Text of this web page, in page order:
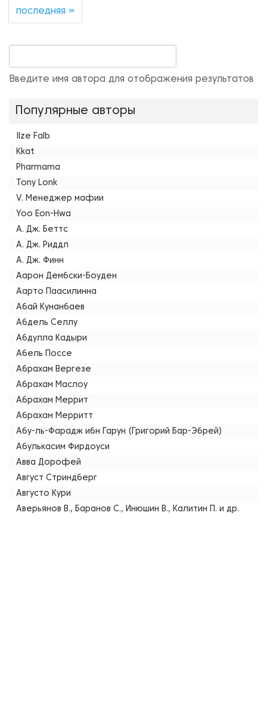
последняя »
Введите имя автора для отображения результатов
Популярные авторы
Ilze Falb
Kkat
Pharmama
Tony Lonk
V. Менеджер мафии
Yoo Eon-Hwa
А. Дж. Беттс
А. Дж. Риддл
А. Дж. Финн
Аарон Дембски-Боуден
Аарто Паасилинна
Абай Кунанбаев
Абдель Селлу
Абдулла Кадыри
Абель Поссе
Абрахам Вергезе
Абрахам Маслоу
Абрахам Меррит
Абрахам Мерритт
Абу-ль-Фарадж ибн Гарун (Григорий Бар-Эбрей)
Абулькасим Фирдоуси
Авва Дорофей
Август Стриндберг
Августо Кури
Аверьянов В., Баранов С., Инюшин В., Калитин П. и др.